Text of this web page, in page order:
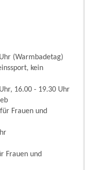
(Warmbadetag)
kein
16.00 - 19.30 Uhr
Frauen und
Frauen und